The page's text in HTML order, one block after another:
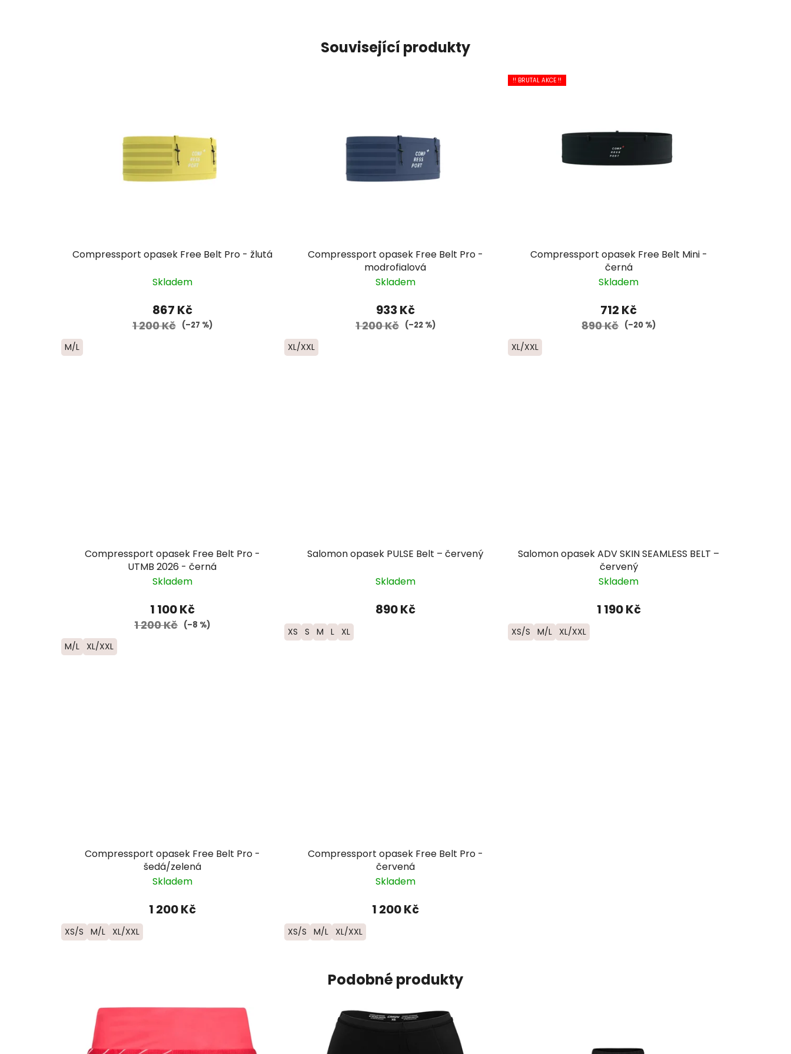
Související produkty
Compressport opasek Free Belt Pro - žlutá
Skladem
867 Kč
1 200 Kč (–27 %)
M/L
Compressport opasek Free Belt Pro -
modrofialová
Skladem
933 Kč
1 200 Kč (–22 %)
XL/XXL
!! BRUTAL AKCE !!
Compressport opasek Free Belt Mini -
černá
Skladem
712 Kč
890 Kč (–20 %)
XL/XXL
Compressport opasek Free Belt Pro -
UTMB 2026 - černá
Skladem
1 100 Kč
1 200 Kč (–8 %)
M/L XL/XXL
Salomon opasek PULSE Belt – červený
Skladem
890 Kč
XS S M L XL
Salomon opasek ADV SKIN SEAMLESS BELT –
červený
Skladem
1 190 Kč
XS/S M/L XL/XXL
Compressport opasek Free Belt Pro -
šedá/zelená
Skladem
1 200 Kč
XS/S M/L XL/XXL
Compressport opasek Free Belt Pro -
červená
Skladem
1 200 Kč
XS/S M/L XL/XXL
Podobné produkty